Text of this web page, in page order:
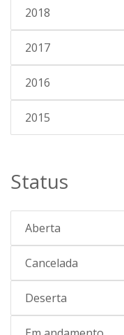
2018
2017
2016
2015
Status
Aberta
Cancelada
Deserta